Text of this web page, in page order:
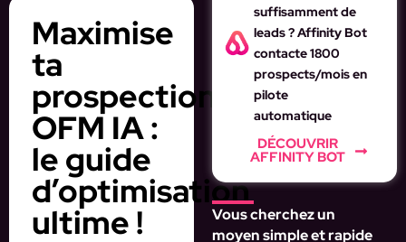
Maximise
ta
prospection
OFM IA :
le guide
d’optimisation
ultime !
suffisamment de
leads ? Affinity Bot
contacte 1800
prospects/mois en
pilote
automatique
DÉCOUVRIR
AFFINITY BOT
Vous cherchez un
moyen simple et rapide